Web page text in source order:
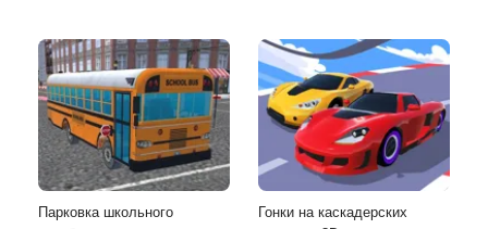
Парковка школьного
Гонки на каскадерских